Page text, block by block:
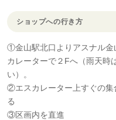
ショップへの行き方
①金山駅北口よりアスナル金
カレーターで２Fへ（雨天時
い）。
②エスカレーター上すぐの集
る
③区画内を直進